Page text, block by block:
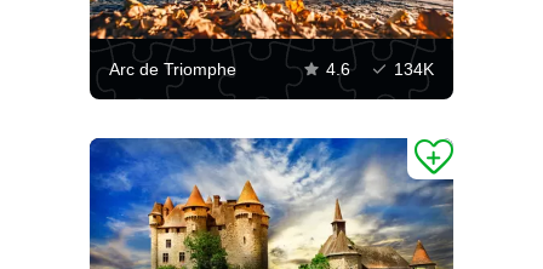
Arc de Triomphe 4.6 134K